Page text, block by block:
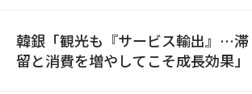
韓銀「観光も『サービス輸出』…滞
留と消費を増やしてこそ成長効果」